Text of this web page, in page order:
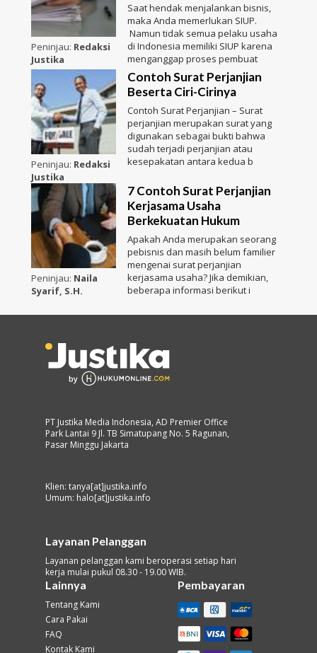
Peninjau: Redaksi
Justika
Saat hendak menjalankan bisnis,
maka Anda memerlukan SIUP.
Namun tidak semua pelaku usaha
di Indonesia memiliki SIUP karena
menganggap proses pembuat
Peninjau: Redaksi
Justika
Contoh Surat Perjanjian
Beserta Ciri-Cirinya
Contoh Surat Perjanjian – Surat
perjanjian merupakan surat yang
digunakan sebagai bukti bahwa
sudah terjadi perjanjian atau
kesepakatan antara kedua b
Peninjau: Naila
Syarif, S.H.
7 Contoh Surat Perjanjian
Kerjasama Usaha
Berkekuatan Hukum
Apakah Anda merupakan seorang
pebisnis dan masih belum familier
mengenai surat perjanjian
kerjasama usaha? Jika demikian,
beberapa informasi berikut i
PT Justika Media Indonesia, AD Premier Office
Park Lantai 9 Jl. TB Simatupang No. 5 Ragunan,
Pasar Minggu Jakarta
Klien: tanya[at]justika.info
Umum: halo[at]justika.info
Layanan Pelanggan
Layanan pelanggan kami beroperasi setiap hari
kerja mulai pukul 08.30 - 19.00 WIB.
Lainnya
Tentang Kami
Cara Pakai
FAQ
Kontak Kami
Pembayaran